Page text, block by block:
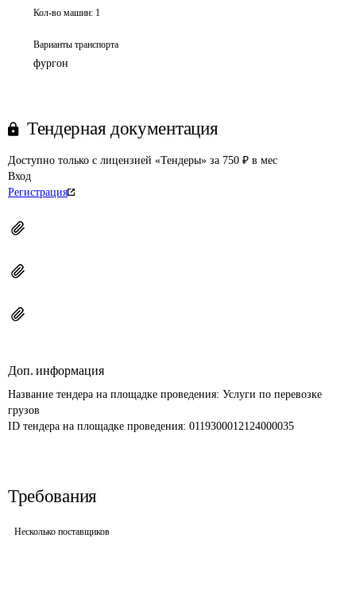
Кол-во машин: 1
Варианты транспорта
фургон
Тендерная документация
Доступно только с лицензией «Тендеры» за 750 ₽ в мес
Вход
Регистрация
Доп. информация
Название тендера на площадке проведения: Услуги по перевозке
грузов
ID тендера на площадке проведения: 0119300012124000035
Требования
Несколько поставщиков